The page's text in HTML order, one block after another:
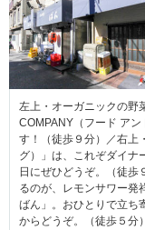
左上・オーガニックの野
COMPANY（フード ア
す！（徒歩９分）／右上
グ）」は、これぞダイナ
日にぜひどうぞ。（徒歩
るのが、レモンサワー発
ばん」。おひとりで立ち
からどうぞ。（徒歩５分